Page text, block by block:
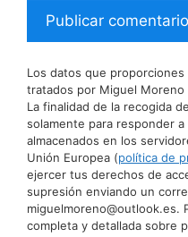
Los datos que
tratados por Miguel
La finalidad de la recogida
solamente para responder
almacenados en los
Unión Europea (política de
ejercer tus derechos de
supresión enviando un
miguelmoreno@outlook.es.
completa y detallada sobre